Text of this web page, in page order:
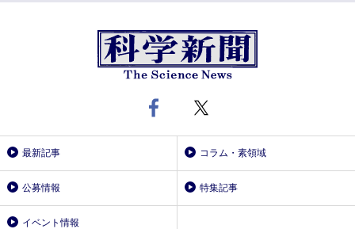
最新記事 コラム・素領域
公募情報 特集記事
イベント情報